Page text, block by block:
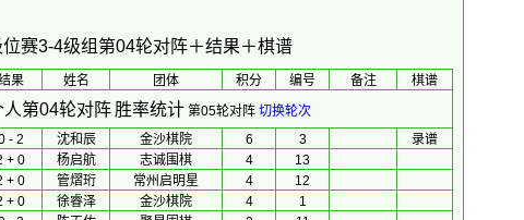
赛3-4级组第04轮对阵＋结果＋棋谱
果 姓名 团体 积分 编号 备注
棋谱
人第04轮对阵 胜率统计 第05轮对阵 切换轮次
- 2 沈和辰 金沙棋院 6 3
录谱
+ 0 杨启航 志诚围棋 4
13
+ 0 管熠珩 常州启明星 4
12
+ 0 徐睿泽 金沙棋院 4
1